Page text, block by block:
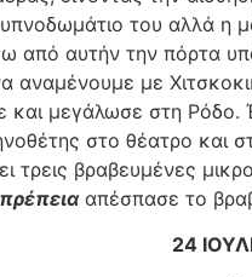
του αλλά η
από αυτήν την πόρτα
αναµένουµε µε
και µεγάλωσε στη Ρόδο.
στο θέατρο και
τρεις βραβευµένες
απέσπασε το
24